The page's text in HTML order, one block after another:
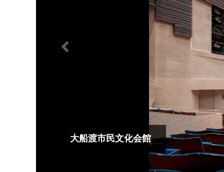
大船渡市民文化会館